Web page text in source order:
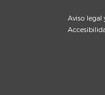
Aviso legal